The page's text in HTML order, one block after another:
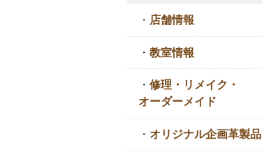
・ 店舗情報
・ 教室情報
・ 修理・リメイク・
オーダーメイド
・ オリジナル企画革製品